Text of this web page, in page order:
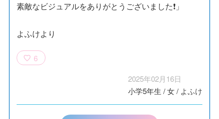
素敵なビジュアルをありがとうございました❗️」
よふけより
6
2025年02月16日
小学5年生 /女/ よふけ